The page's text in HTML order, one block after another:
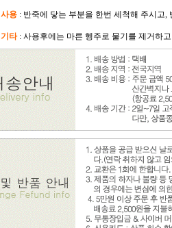
사용 : 반죽에 닿는 부분을 한번 세척해 주시고,
기타: 사용후에는 마른 헹주로 물기를 제거하